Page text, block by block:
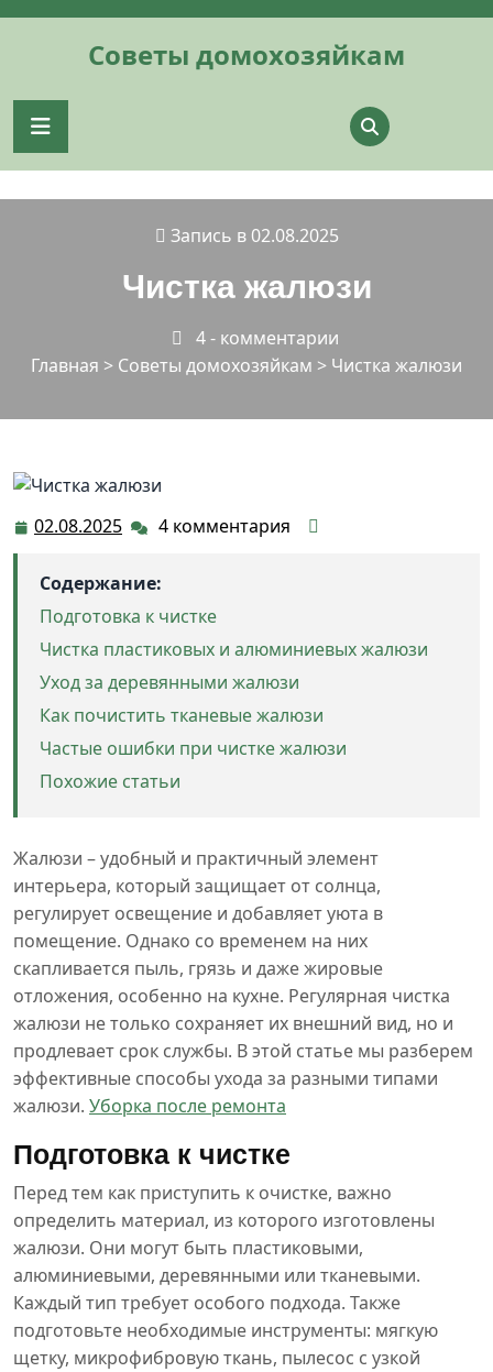
Перейти
содержимомуСоветы домохозяйкам
Запись в 02.08.2025
Чистка жалюзи
4 - комментарии
Главная > Советы домохозяйкам > Чистка жалюзи
02.08.2025 02.08.2025
4 комментария
Содержание:
Подготовка к чистке
Чистка пластиковых и алюминиевых жалюзи
Уход за деревянными жалюзи
Как почистить тканевые жалюзи
Частые ошибки при чистке жалюзи
Похожие статьи
Жалюзи – удобный и практичный элемент
интерьера, который защищает от солнца,
регулирует освещение и добавляет уюта в
помещение. Однако со временем на них
скапливается пыль, грязь и даже жировые
отложения, особенно на кухне. Регулярная чистка
жалюзи не только сохраняет их внешний вид, но и
продлевает срок службы. В этой статье мы разберем
эффективные способы ухода за разными типами
жалюзи. Уборка после ремонта
Подготовка к чистке
Перед тем как приступить к очистке, важно
определить материал, из которого изготовлены
жалюзи. Они могут быть пластиковыми,
алюминиевыми, деревянными или тканевыми.
Каждый тип требует особого подхода. Также
подготовьте необходимые инструменты: мягкую
щетку, микрофибровую ткань, пылесос с узкой